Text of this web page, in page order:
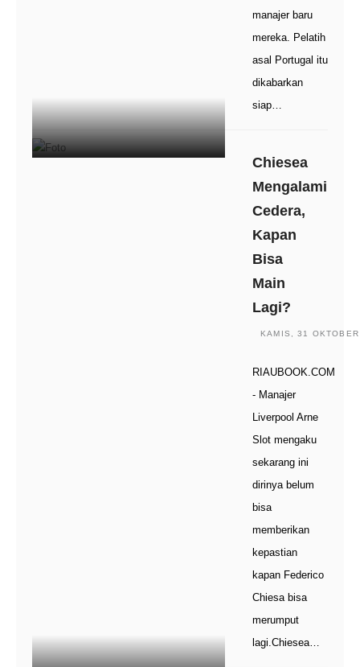
manajer baru
mereka. Pelatih
asal Portugal itu
dikabarkan
siap…
Chiesea
Mengalami
Cedera,
Kapan
Bisa
Main
Lagi?
KAMIS, 31
RIAUBOOK.COM
- Manajer
Liverpool Arne
Slot mengaku
sekarang ini
dirinya belum
bisa
memberikan
kepastian
kapan Federico
Chiesa bisa
merumput
lagi.Chiesea…